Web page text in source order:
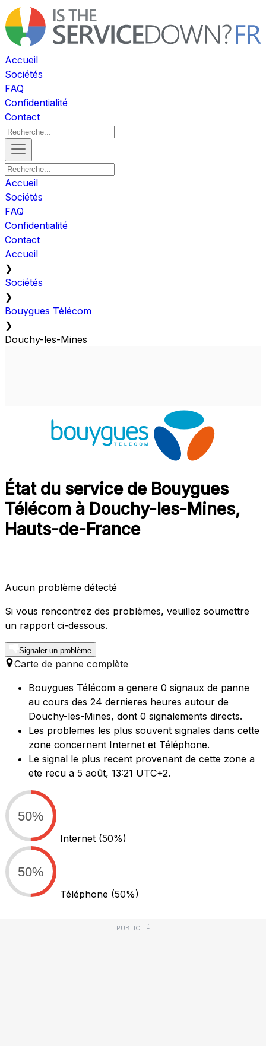
Accueil
Sociétés
FAQ
Confidentialité
Contact
Accueil
Sociétés
FAQ
Confidentialité
Contact
Accueil
❯
Sociétés
❯
Bouygues Télécom
❯
Douchy-les-Mines
État du service de Bouygues
Télécom à Douchy-les-Mines,
Hauts-de-France
Aucun problème détecté
Si vous rencontrez des problèmes, veuillez soumettre
un rapport ci-dessous.
Signaler un problème
Carte de panne complète
Bouygues Télécom a genere 0 signaux de panne
au cours des 24 dernieres heures autour de
Douchy-les-Mines, dont 0 signalements directs.
Les problemes les plus souvent signales dans cette
zone concernent Internet et Téléphone.
Le signal le plus recent provenant de cette zone a
ete recu a 5 août, 13:21 UTC+2.
50%
Internet (50%)
50%
Téléphone (50%)
PUBLICITÉ